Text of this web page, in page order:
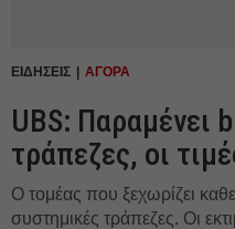
ΕΙΔΗΣΕΙΣ ΑΓΟΡΑ
UBS: Παραμένει
τράπεζες, οι
Ο τομέας που ξεχωρίζει
συστημικές τράπεζες. Οι